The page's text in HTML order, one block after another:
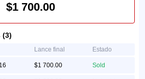
$1 700.00
(3)
Lance final Estado
$1 700.00 Sold